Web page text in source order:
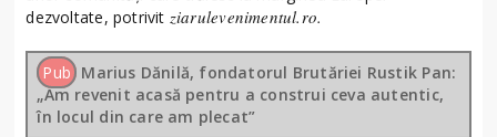
dezvoltate, potrivit ziarulevenimentul.ro.
Pub Marius Dănilă, fondatorul Brutăriei Rustik Pan:
„Am revenit acasă pentru a construi ceva autentic,
în locul din care am plecat”